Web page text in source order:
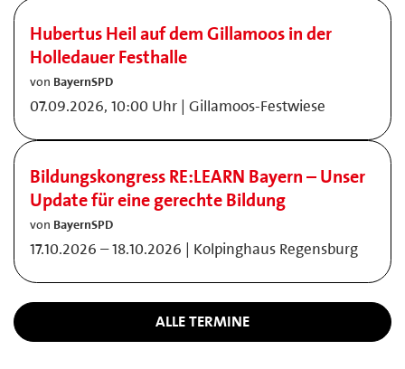
Hubertus Heil auf dem Gillamoos in der
Holledauer Festhalle
von BayernSPD
07.09.2026, 10:00 Uhr | Gillamoos-Festwiese
Bildungskongress RE:LEARN Bayern – Unser
Update für eine gerechte Bildung
von BayernSPD
17.10.2026 – 18.10.2026 | Kolpinghaus Regensburg
ALLE TERMINE